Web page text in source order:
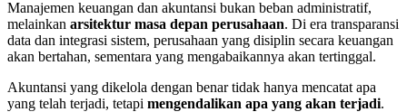
Manajemen keuangan dan akuntansi bukan beban administratif,
melainkan arsitektur masa depan perusahaan. Di era transparansi
data dan integrasi sistem, perusahaan yang disiplin secara keuangan
akan bertahan, sementara yang mengabaikannya akan tertinggal.
Akuntansi yang dikelola dengan benar tidak hanya mencatat apa
yang telah terjadi, tetapi mengendalikan apa yang akan terjadi.